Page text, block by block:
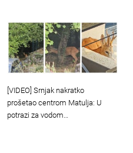
[VIDEO] Srnjak nakratko
prošetao centrom Matulja: U
potrazi za vodom…